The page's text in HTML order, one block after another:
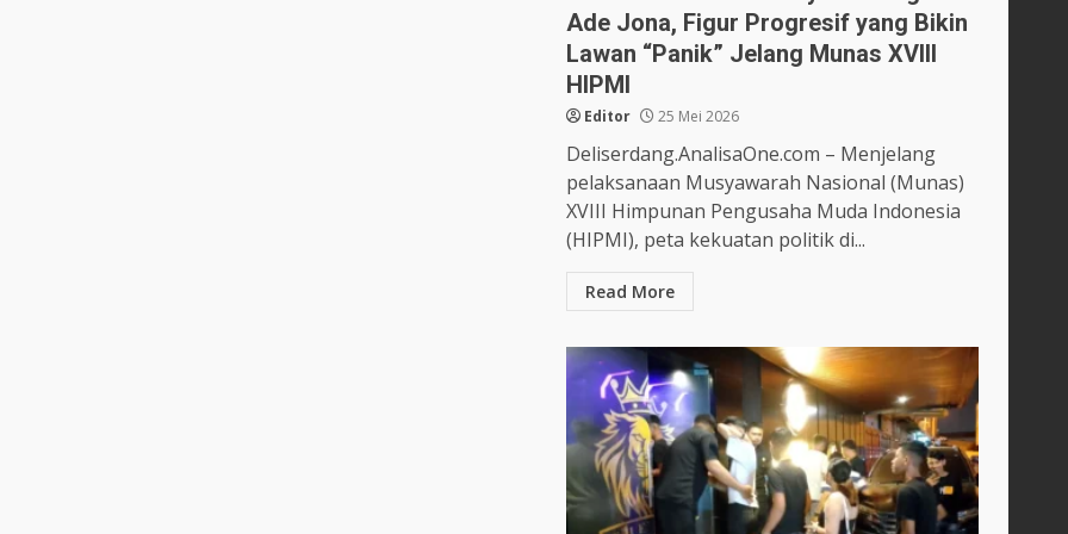
Ade Jona, Figur Progresif yang Bikin
Lawan “Panik” Jelang Munas XVIII
HIPMI
Editor 25 Mei 2026
Deliserdang.AnalisaOne.com – Menjelang
pelaksanaan Musyawarah Nasional (Munas)
XVIII Himpunan Pengusaha Muda Indonesia
(HIPMI), peta kekuatan politik di...
Read More